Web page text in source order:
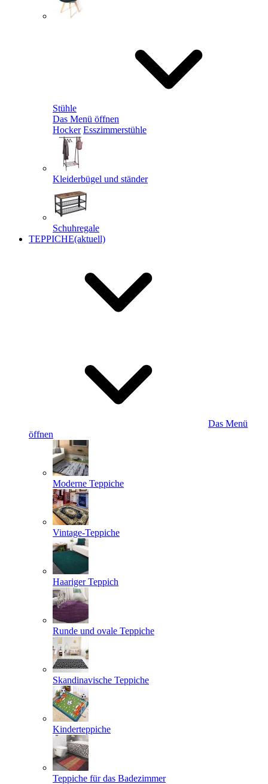
Stühle
Das Menü öffnen
Hocker Esszimmerstühle
Kleiderbügel und ständer
Schuhregale
TEPPICHE(aktuell)
Das Menü
öffnen
Moderne Teppiche
Vintage-Teppiche
Haariger Teppich
Runde und ovale Teppiche
Skandinavische Teppiche
Kinderteppiche
Teppiche für das Badezimmer